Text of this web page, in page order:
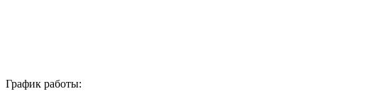
График работы: